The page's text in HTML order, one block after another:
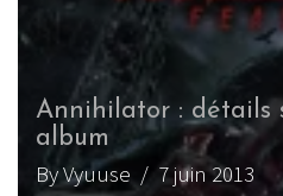
Annihilator : détails
album
By Vyuuse / 7 juin 2013